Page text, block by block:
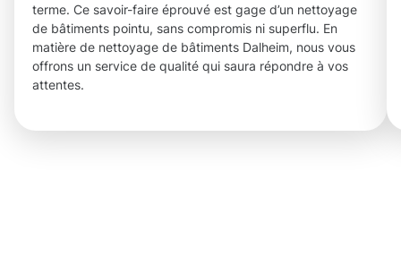
terme. Ce savoir-faire éprouvé est gage d’un nettoyage
de bâtiments pointu, sans compromis ni superflu. En
matière de nettoyage de bâtiments Dalheim, nous vous
offrons un service de qualité qui saura répondre à vos
attentes.